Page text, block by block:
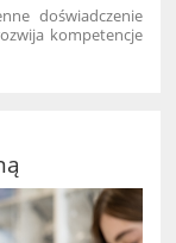
doświadczenie
kompetencje